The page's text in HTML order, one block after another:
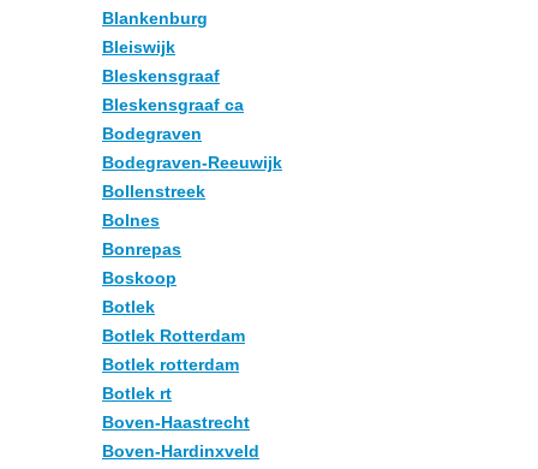
Blankenburg
Bleiswijk
Bleskensgraaf
Bleskensgraaf ca
Bodegraven
Bodegraven-Reeuwijk
Bollenstreek
Bolnes
Bonrepas
Boskoop
Botlek
Botlek Rotterdam
Botlek rotterdam
Botlek rt
Boven-Haastrecht
Boven-Hardinxveld